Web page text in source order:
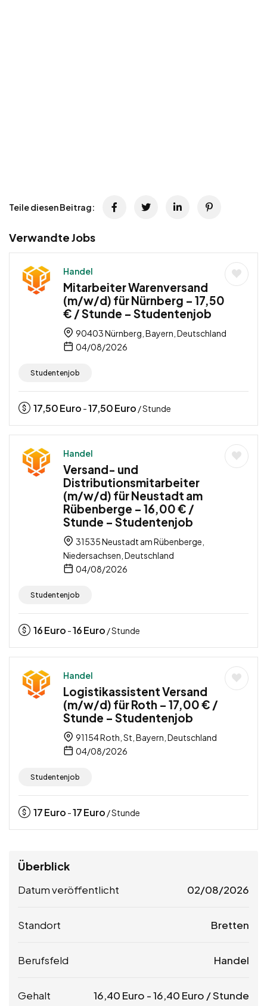
Teile diesen Beitrag:
Verwandte Jobs
Handel
Mitarbeiter Warenversand
(m/w/d) für Nürnberg – 17,50
€ / Stunde – Studentenjob
90403 Nürnberg, Bayern, Deutschland
04/08/2026
Studentenjob
17,50Euro -17,50Euro / Stunde
Handel
Versand- und
Distributionsmitarbeiter
(m/w/d) für Neustadt am
Rübenberge – 16,00 € /
Stunde – Studentenjob
31535 Neustadt am Rübenberge,
Niedersachsen, Deutschland
04/08/2026
Studentenjob
16Euro -16Euro / Stunde
Handel
Logistikassistent Versand
(m/w/d) für Roth – 17,00 € /
Stunde – Studentenjob
91154 Roth, St, Bayern, Deutschland
04/08/2026
Studentenjob
17Euro -17Euro / Stunde
Überblick
Datum veröffentlicht 02/08/2026
Standort Bretten
Berufsfeld Handel
Gehalt 16,40 Euro -16,40 Euro / Stunde